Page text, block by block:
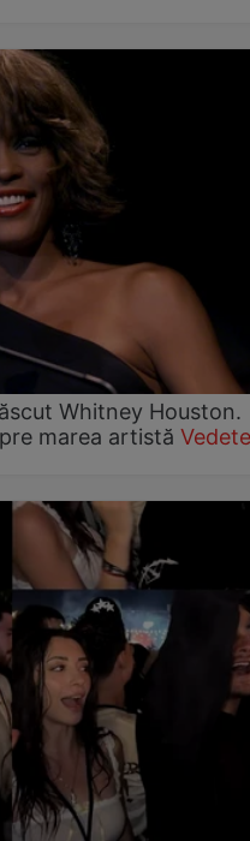
Whitney Houston.
marea artistă Vedete